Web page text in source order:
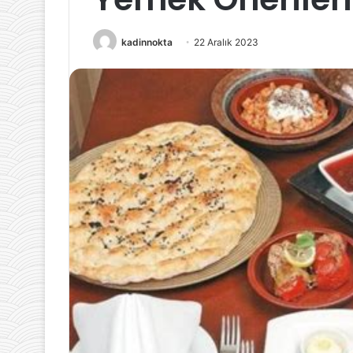
kadinnokta 22 Aralık 2023
OHAL
18 Nisan 2024
Sonrası Alınan